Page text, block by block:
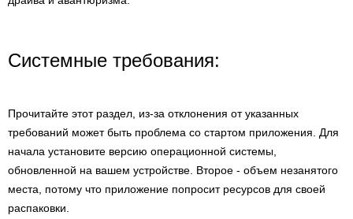
Системные требования:
Прочитайте этот раздел, из-за отклонения от указанных
требований может быть проблема со стартом приложения. Для
начала установите версию операционной системы,
обновленной на вашем устройстве. Второе - объем незанятого
места, потому что приложение попросит ресурсов для своей
распаковки.